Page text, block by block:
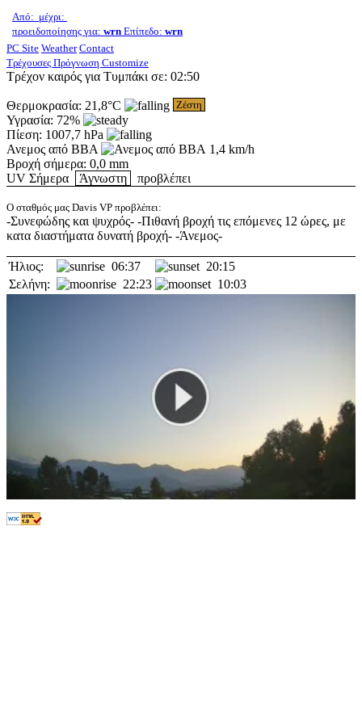
Από: μέχρι:
προειδοποίησης για: wrn Επίπεδο: wrn
PC Site Weather Contact
Τρέχουσες Πρόγνωση Customize
Τρέχον καιρός για Τυμπάκι σε: 02:50
Θερμοκρασία: 21,8°C Ζέστη
Υγρασία: 72%
Πίεση: 1007,7 hPa
Ανεμος από ΒΒΑ
1,4 km/h
Βροχή σήμερα: 0,0 mm
UV Σήμερα Άγνωστη προβλέπει
Ο σταθμός μας Davis VP προβλέπει:
-Συνεφώδης και ψυχρός- -Πιθανή βροχή τις επόμενες 12 ώρες, με
κατα διαστήματα δυνατή βροχή- -Άνεμος-
Ήλιος: 06:37
20:15
Σελήνη:
22:23 10:03